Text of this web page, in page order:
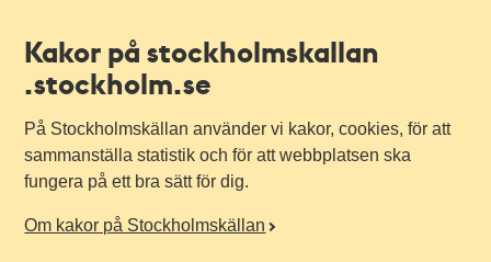
Kakor på stockholmskallan
.stockholm.se
På Stockholmskällan använder vi kakor, cookies, för att
sammanställa statistik och för att webbplatsen ska
fungera på ett bra sätt för dig.
Om kakor på Stockholmskällan